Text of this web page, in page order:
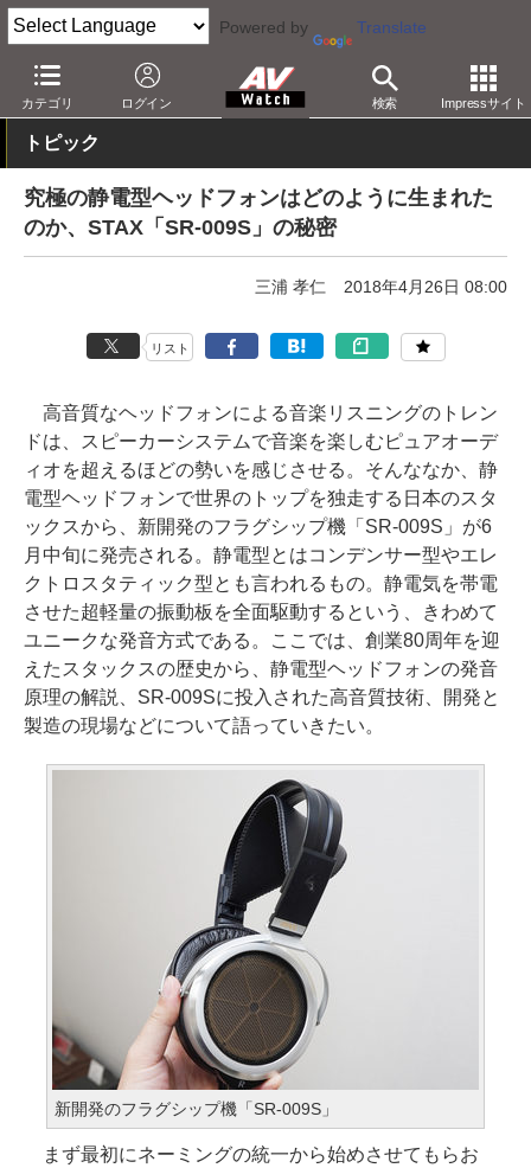
Powered by Translate
カテゴリ ログイン 検索 Impressサイト
AV Watch 製品 ヘッドフォン STAX
トピック
究極の静電型ヘッドフォンはどのように生まれた
のか、STAX「SR-009S」の秘密
三浦 孝仁 2018年4月26日 08:00
リスト
高音質なヘッドフォンによる音楽リスニングのトレン
ドは、スピーカーシステムで音楽を楽しむピュアオーデ
ィオを超えるほどの勢いを感じさせる。そんななか、静
電型ヘッドフォンで世界のトップを独走する日本のスタ
ックスから、新開発のフラグシップ機「SR-009S」が6
月中旬に発売される。静電型とはコンデンサー型やエレ
クトロスタティック型とも言われるもの。静電気を帯電
させた超軽量の振動板を全面駆動するという、きわめて
ユニークな発音方式である。ここでは、創業80周年を迎
えたスタックスの歴史から、静電型ヘッドフォンの発音
原理の解説、SR-009Sに投入された高音質技術、開発と
製造の現場などについて語っていきたい。
新開発のフラグシップ機「SR-009S」
まず最初にネーミングの統一から始めさせてもらお